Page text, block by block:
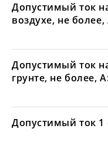
Допустимый ток
воздухе, не более,
Допустимый ток
грунте, не более,
Допустимый ток 1